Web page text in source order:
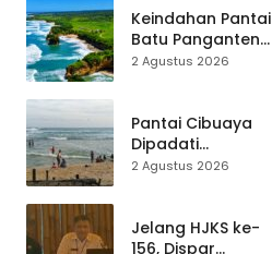
Mitigasi hingga
Teknik Evakuasi
Keindahan Pantai
Batu Panganten
Mulai Dilirik
2 Agustus 2026
Pantai Cibuaya
Dipadati
Wisatawan,
Waspada
2 Agustus 2026
Jelang HJKS ke-
156, Dispar